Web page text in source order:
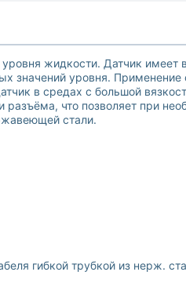
жидкости. Датчик имеет
значений уровня.
в средах с большой
что позволяет при
стали.
гибкой трубкой из нерж.